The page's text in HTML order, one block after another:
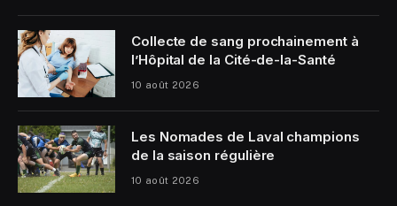
Collecte de sang prochainement à
l’Hôpital de la Cité-de-la-Santé
10 août 2026
Les Nomades de Laval champions
de la saison régulière
10 août 2026